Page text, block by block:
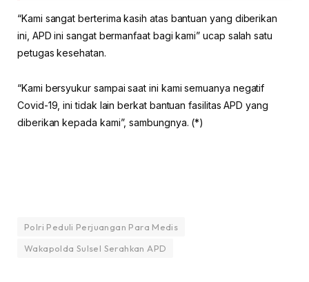
“Kami sangat berterima kasih atas bantuan yang diberikan
ini, APD ini sangat bermanfaat bagi kami” ucap salah satu
petugas kesehatan.
“Kami bersyukur sampai saat ini kami semuanya negatif
Covid-19, ini tidak lain berkat bantuan fasilitas APD yang
diberikan kepada kami”, sambungnya. (*)
Polri Peduli Perjuangan Para Medis
Wakapolda Sulsel Serahkan APD